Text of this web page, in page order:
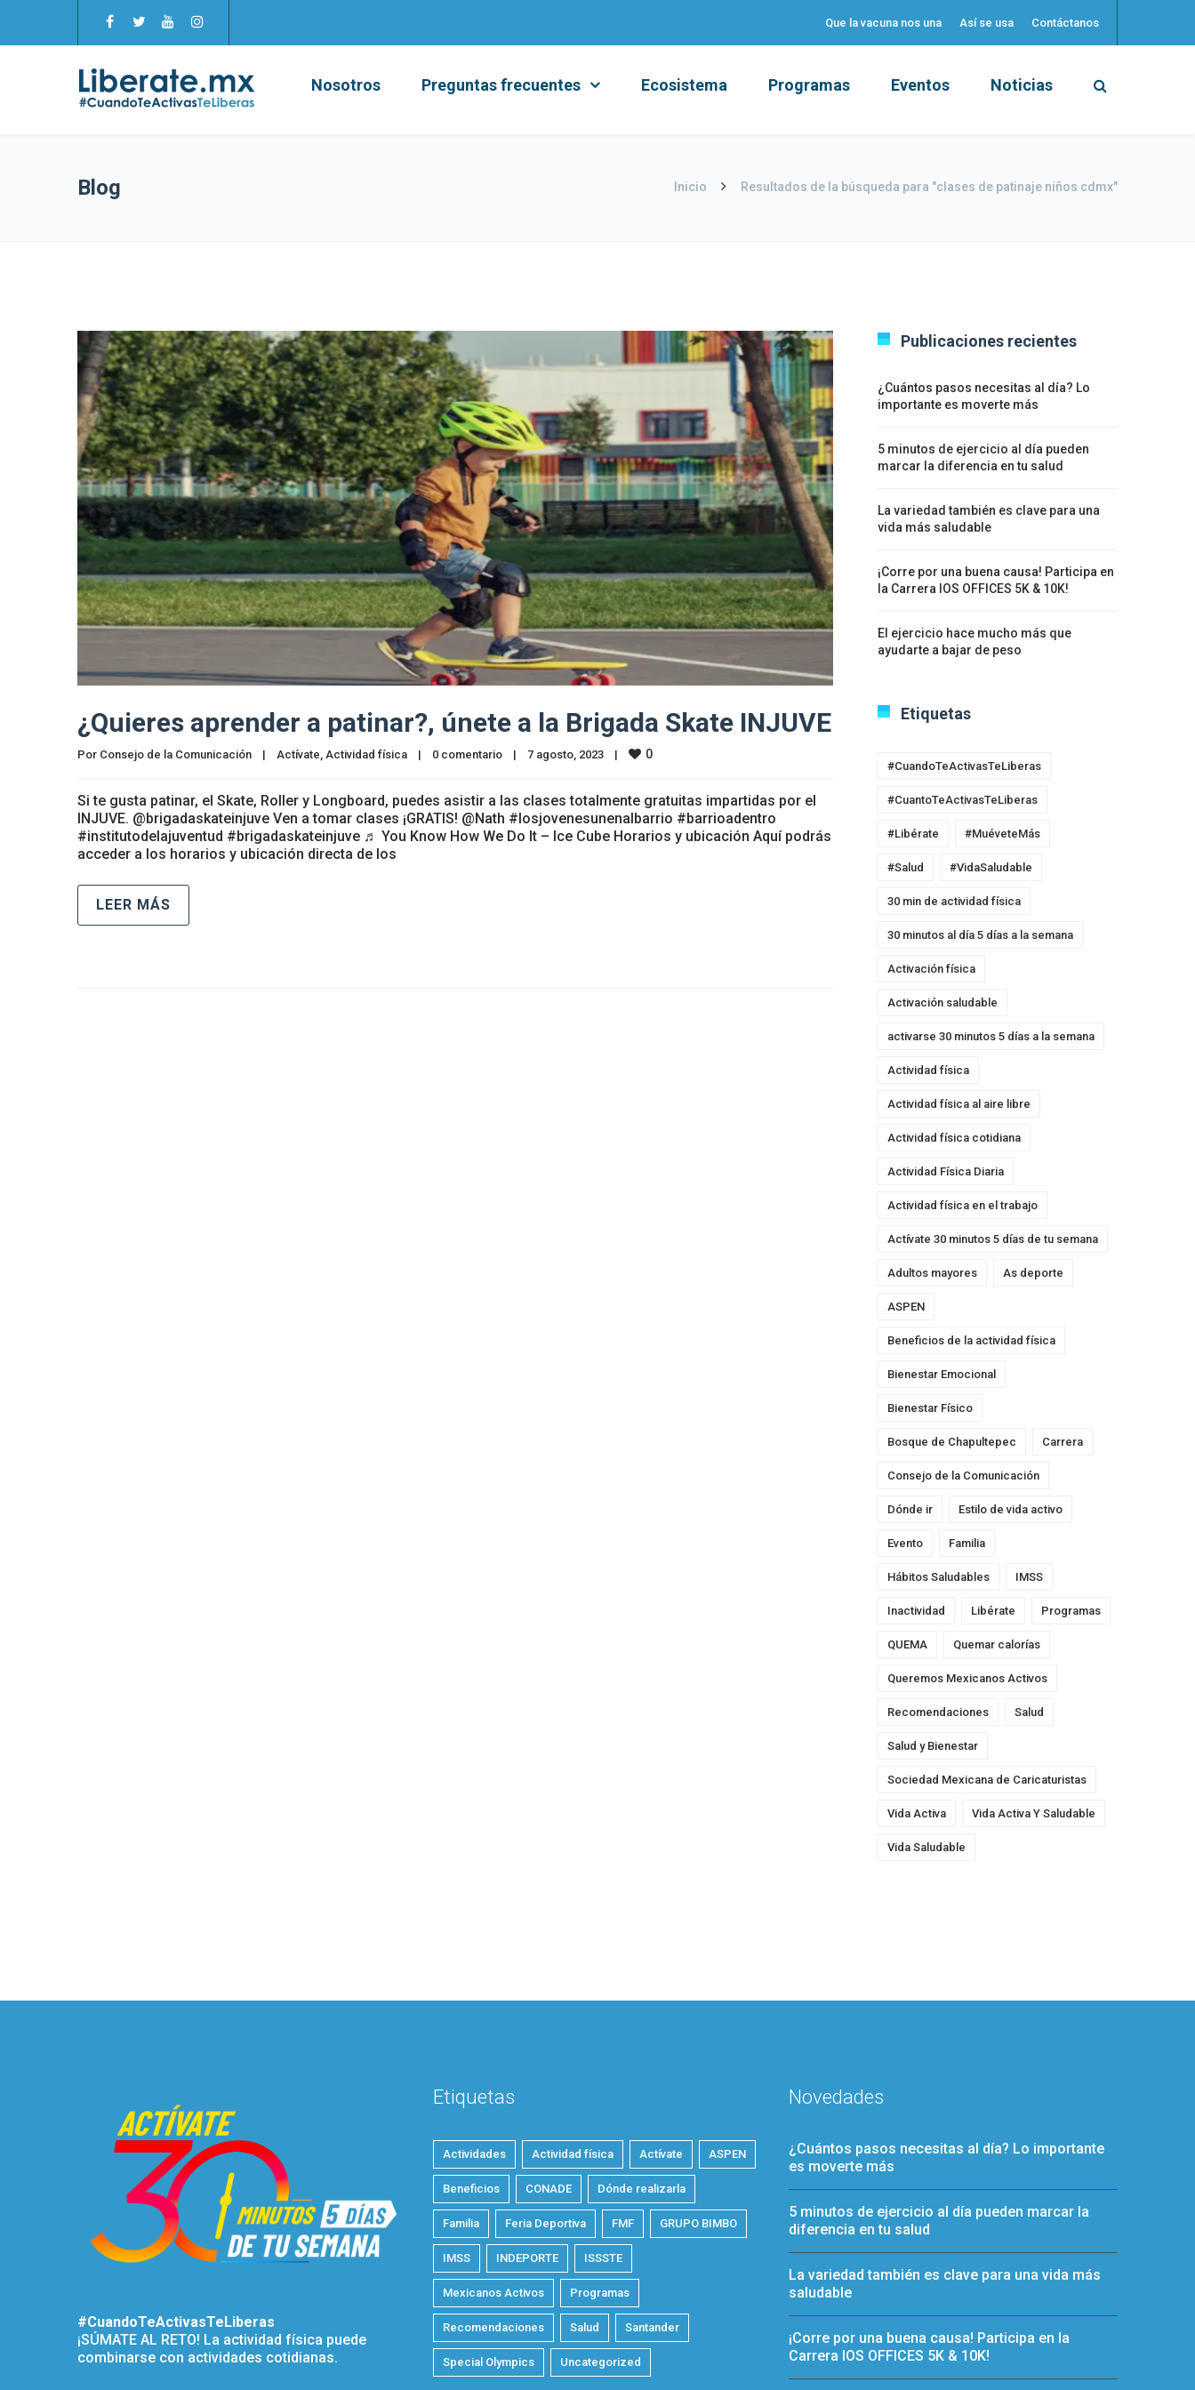
Que la vacuna nos una Así se usa Contáctanos
Nosotros Preguntas frecuentes Ecosistema Programas Eventos Noticias
Blog Inicio Resultados de la búsqueda para "clases de patinaje niños cdmx"
¿Quieres aprender a patinar?, únete a la Brigada Skate INJUVE
Por Consejo de la Comunicación | Actívate, Actividad física | 0 comentario | 7 agosto, 2023 | 0
Si te gusta patinar, el Skate, Roller y Longboard, puedes asistir a las clases totalmente gratuitas impartidas por el
INJUVE. @brigadaskateinjuve Ven a tomar clases ¡GRATIS! @Nath #losjovenesunenalbarrio #barrioadentro
#institutodelajuventud #brigadaskateinjuve ♬ You Know How We Do It – Ice Cube Horarios y ubicación Aquí podrás
acceder a los horarios y ubicación directa de los
LEER MÁS
Publicaciones recientes
¿Cuántos pasos necesitas al día? Lo
importante es moverte más
5 minutos de ejercicio al día pueden
marcar la diferencia en tu salud
La variedad también es clave para una
vida más saludable
¡Corre por una buena causa! Participa en
la Carrera IOS OFFICES 5K & 10K!
El ejercicio hace mucho más que
ayudarte a bajar de peso
Etiquetas
#CuandoTeActivasTeLiberas
#CuantoTeActivasTeLiberas
#Libérate #MuéveteMás
#Salud #VidaSaludable
30 min de actividad física
30 minutos al día 5 días a la semana
Activación física
Activación saludable
activarse 30 minutos 5 días a la semana
Actividad física
Actividad física al aire libre
Actividad física cotidiana
Actividad Física Diaria
Actividad física en el trabajo
Actívate 30 minutos 5 días de tu semana
Adultos mayores As deporte
ASPEN
Beneficios de la actividad física
Bienestar Emocional
Bienestar Físico
Bosque de Chapultepec Carrera
Consejo de la Comunicación
Dónde ir Estilo de vida activo
Evento Familia
Hábitos Saludables IMSS
Inactividad Libérate Programas
QUEMA Quemar calorías
Queremos Mexicanos Activos
Recomendaciones Salud
Salud y Bienestar
Sociedad Mexicana de Caricaturistas
Vida Activa Vida Activa Y Saludable
Vida Saludable
#CuandoTeActivasTeLiberas
¡SÚMATE AL RETO! La actividad física puede
combinarse con actividades cotidianas.
Etiquetas
Actividades Actividad física Actívate ASPEN
Beneficios CONADE Dónde realizarla
Familia Feria Deportiva FMF GRUPO BIMBO
IMSS INDEPORTE ISSSTE
Mexicanos Activos Programas
Recomendaciones Salud Santander
Special Olympics Uncategorized
Novedades
¿Cuántos pasos necesitas al día? Lo importante
es moverte más
5 minutos de ejercicio al día pueden marcar la
diferencia en tu salud
La variedad también es clave para una vida más
saludable
¡Corre por una buena causa! Participa en la
Carrera IOS OFFICES 5K & 10K!